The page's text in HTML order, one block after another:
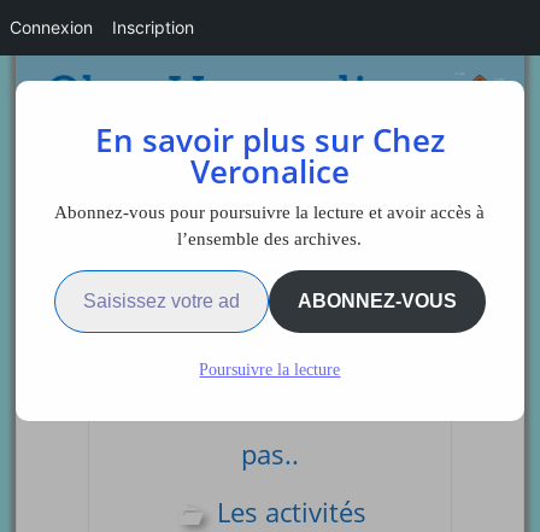
Sidebar
pas..
Les activités
En savoir plus sur Chez
Veronalice
Abonnez-vous pour poursuivre la lecture et avoir accès à
l’ensemble des archives.
Saisissez votre adresse e-mail…
ABONNEZ-VOUS
Poursuivre la lecture
Connexion Inscription